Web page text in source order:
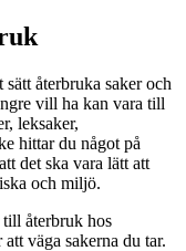
återbruka saker och
vill ha kan vara till
leksaker,
hittar du något på
det ska vara lätt att
och miljö.
till återbruk hos
väga sakerna du tar.